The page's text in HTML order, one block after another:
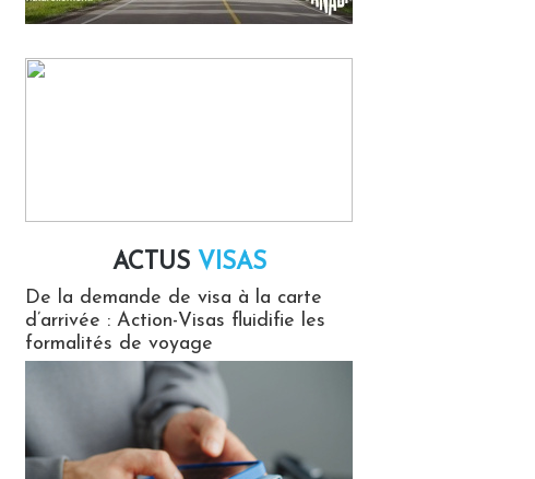
ACTUS VISAS
De la demande de visa à la carte
d’arrivée : Action-Visas fluidifie les
formalités de voyage